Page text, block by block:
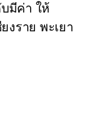
บมีค่า ให้
งราย พะเยา